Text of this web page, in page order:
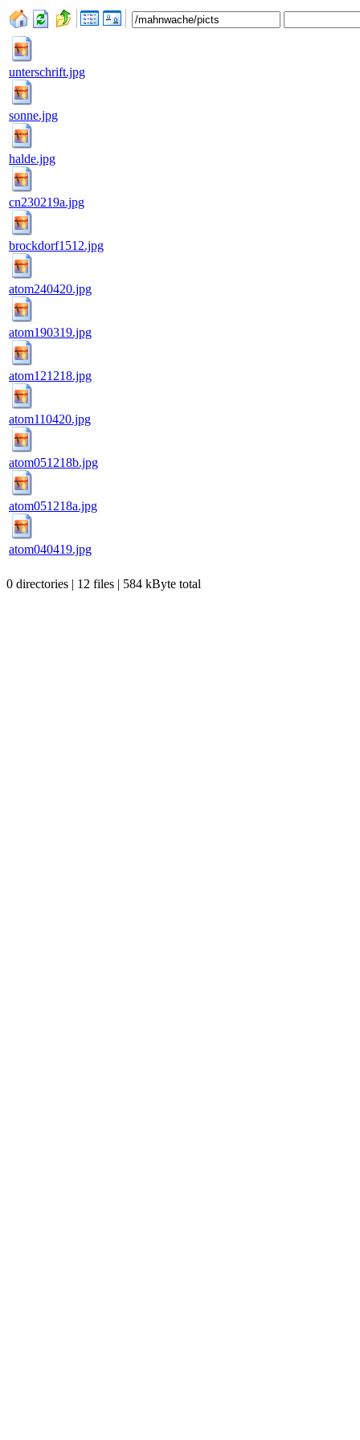
unterschrift.jpg
sonne.jpg
halde.jpg
cn230219a.jpg
brockdorf1512.jpg
atom240420.jpg
atom190319.jpg
atom121218.jpg
atom110420.jpg
atom051218b.jpg
atom051218a.jpg
atom040419.jpg
0 directories | 12 files | 584 kByte total